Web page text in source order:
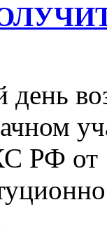
день
РФ